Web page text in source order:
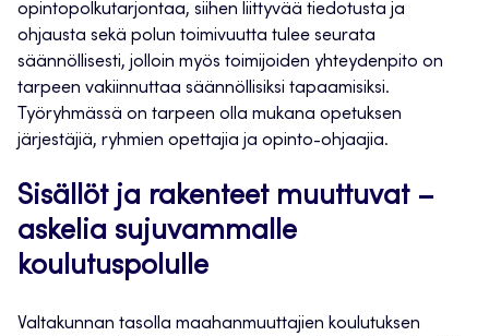
opintopolkutarjontaa, siihen liittyvää tiedotusta ja
ohjausta sekä polun toimivuutta tulee seurata
säännöllisesti, jolloin myös toimijoiden yhteydenpito on
tarpeen vakiinnuttaa säännöllisiksi tapaamisiksi.
Työryhmässä on tarpeen olla mukana opetuksen
järjestäjiä, ryhmien opettajia ja opinto-ohjaajia.
Sisällöt ja rakenteet muuttuvat –
askelia sujuvammalle
koulutuspolulle
Valtakunnan tasolla maahanmuuttajien koulutuksen